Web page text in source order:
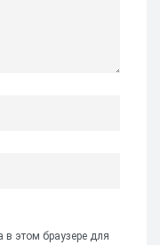
в этом браузере для